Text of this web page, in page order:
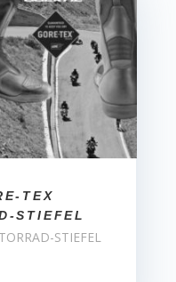
TEX
STIEFEL
STIEFEL